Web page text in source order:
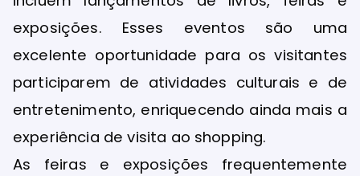
exposições. Esses eventos são uma
excelente oportunidade para os visitantes
participarem de atividades culturais e de
entretenimento, enriquecendo ainda mais a
experiência de visita ao shopping.
As feiras e exposições frequentemente